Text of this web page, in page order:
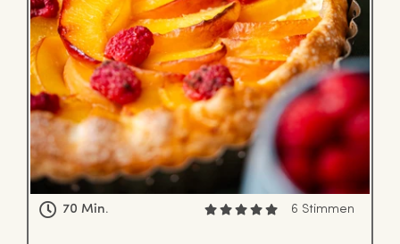
70 Min. 6 Stimmen